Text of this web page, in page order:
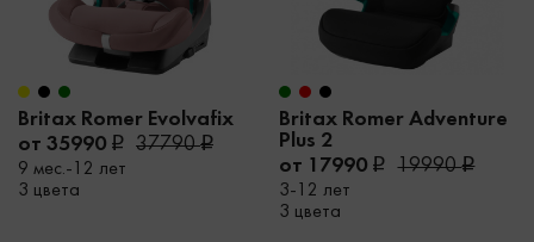
Britax Romer Evolvafix
от 35990
37790
9 мес.-12 лет
3 цвета
Britax Romer Adventure
Plus 2
от 17990
19990
3-12 лет
3 цвета